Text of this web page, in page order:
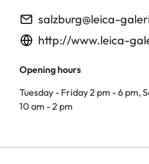
salzburg@leica-
http://www.leica-
Opening hours
Tuesday - Friday 2 pm - 6 pm,
10 am - 2 pm